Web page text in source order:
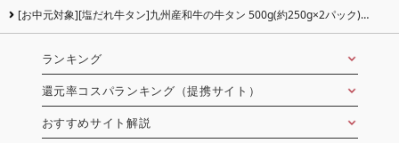
[お中元対象][塩だれ牛タン]九州産和牛の牛タン 500g(約250g×2パック)
ランキング
還元率コスパランキング（提携サイト）
おすすめサイト解説